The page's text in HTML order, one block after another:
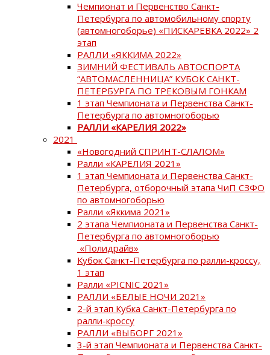
Чемпионат и Первенство Санкт-
Петербурга по автомобильному спорту
(автомногоборье) «ПИСКАРЕВКА 2022» 2
этап
РАЛЛИ «ЯККИМА 2022»
ЗИМНИЙ ФЕСТИВАЛЬ АВТОСПОРТА
“АВТОМАСЛЕННИЦА” КУБОК САНКТ-
ПЕТЕРБУРГА ПО ТРЕКОВЫМ ГОНКАМ
1 этап Чемпионата и Первенства Санкт-
Петербурга по автомногоборью
РАЛЛИ «КАРЕЛИЯ 2022»
2021
«Новогодний СПРИНТ-СЛАЛОМ»
Ралли «КАРЕЛИЯ 2021»
1 этап Чемпионата и Первенства Санкт-
Петербурга, отборочный этапа ЧиП СЗФО
по автомногоборью
Ралли «Яккима 2021»
2 этапа Чемпионата и Первенства Санкт-
Петербурга по автомногоборью
«Полидрайв»
Кубок Санкт-Петербурга по ралли-кроссу,
1 этап
Ралли «PICNIC 2021»
РАЛЛИ «БЕЛЫЕ НОЧИ 2021»
2-й этап Кубка Санкт-Петербурга по
ралли-кроссу
РАЛЛИ «ВЫБОРГ 2021»
3-й этап Чемпионата и Первенства Санкт-